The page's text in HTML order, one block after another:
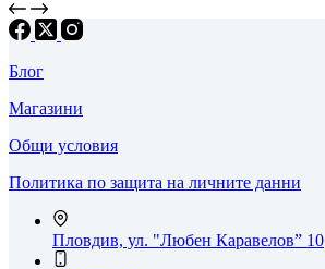
Блог
Магазини
Общи условия
Политика по защита на личните данни
Пловдив, ул. "Любен Каравелов” 10